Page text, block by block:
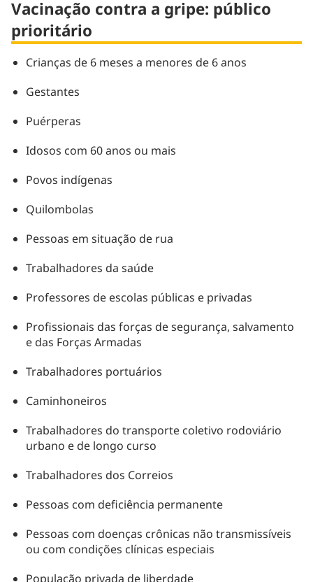
Vacinação contra a gripe: público
prioritário
Crianças de 6 meses a menores de 6 anos
Gestantes
Puérperas
Idosos com 60 anos ou mais
Povos indígenas
Quilombolas
Pessoas em situação de rua
Trabalhadores da saúde
Professores de escolas públicas e privadas
Profissionais das forças de segurança, salvamento
e das Forças Armadas
Trabalhadores portuários
Caminhoneiros
Trabalhadores do transporte coletivo rodoviário
urbano e de longo curso
Trabalhadores dos Correios
Pessoas com deficiência permanente
Pessoas com doenças crônicas não transmissíveis
ou com condições clínicas especiais
População privada de liberdade